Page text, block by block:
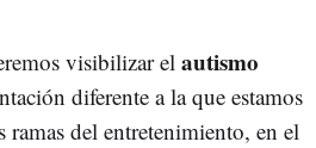
visibilizar elautismo
diferente a la que estamos
ramas del entretenimiento, en el